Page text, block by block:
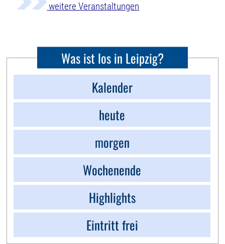
weitere Veranstaltungen
Was ist los in Leipzig?
Kalender
heute
morgen
Wochenende
Highlights
Eintritt frei